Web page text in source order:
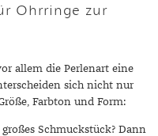
Ohrringe zur
allem die Perlenart eine
sich nicht nur
Farbton und Form:
Schmuckstück? Dann